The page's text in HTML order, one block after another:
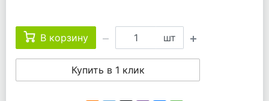
В корзину шт
Купить в 1 клик